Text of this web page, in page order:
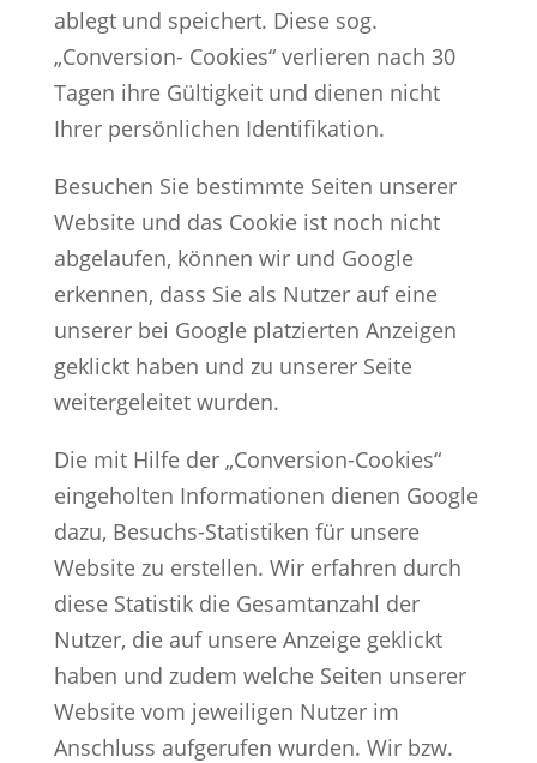
ablegt und speichert. Diese sog.
„Conversion- Cookies“ verlieren nach 30
Tagen ihre Gültigkeit und dienen nicht
Ihrer persönlichen Identifikation.
Besuchen Sie bestimmte Seiten unserer
Website und das Cookie ist noch nicht
abgelaufen, können wir und Google
erkennen, dass Sie als Nutzer auf eine
unserer bei Google platzierten Anzeigen
geklickt haben und zu unserer Seite
weitergeleitet wurden.
Die mit Hilfe der „Conversion-Cookies“
eingeholten Informationen dienen Google
dazu, Besuchs-Statistiken für unsere
Website zu erstellen. Wir erfahren durch
diese Statistik die Gesamtanzahl der
Nutzer, die auf unsere Anzeige geklickt
haben und zudem welche Seiten unserer
Website vom jeweiligen Nutzer im
Anschluss aufgerufen wurden. Wir bzw.